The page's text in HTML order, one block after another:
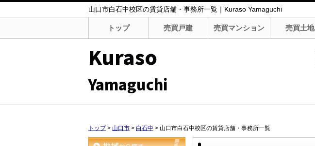
山口市白石中校区の賃貸店舗・事務所一覧｜Kuraso Yamaguchi
トップ 売買戸建 売買マンション 売買土地
Kuraso
Yamaguchi
トップ> 山口市 > 白石中 > 山口市白石中校区の賃貸店舗・事務所一覧